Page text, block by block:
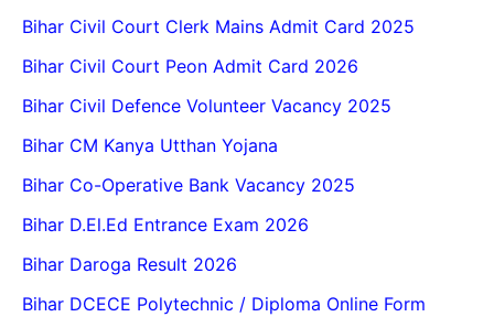
Bihar Civil Court Clerk Mains Admit Card 2025
Bihar Civil Court Peon Admit Card 2026
Bihar Civil Defence Volunteer Vacancy 2025
Bihar CM Kanya Utthan Yojana
Bihar Co-Operative Bank Vacancy 2025
Bihar D.El.Ed Entrance Exam 2026
Bihar Daroga Result 2026
Bihar DCECE Polytechnic / Diploma Online Form